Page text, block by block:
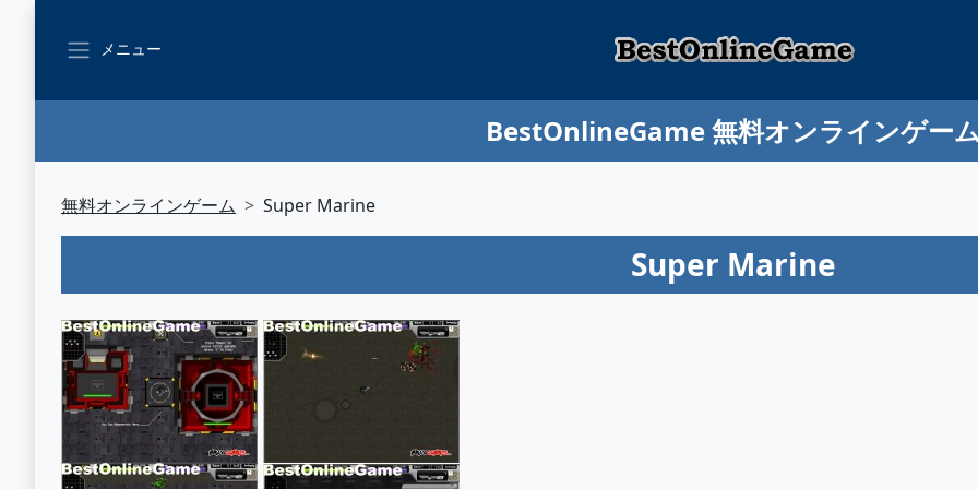
メニュー
BestOnlineGame 無料オンラインゲー
無料オンラインゲーム Super Marine
Super Marine